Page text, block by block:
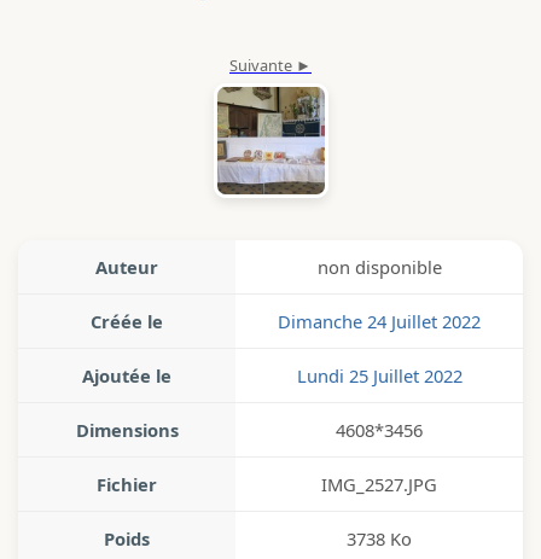
Auteur non disponible
Créée le Dimanche 24 Juillet 2022
Ajoutée le Lundi 25 Juillet 2022
Dimensions 4608*3456
Fichier IMG_2527.JPG
Poids 3738 Ko